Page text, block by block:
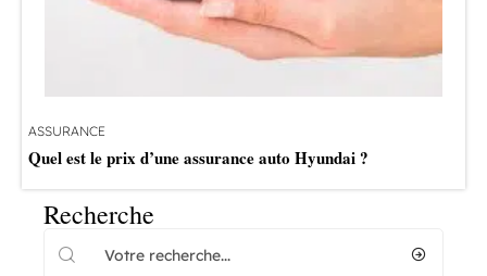
ASSURANCE
Quel est le prix d’une assurance auto Hyundai ?
Recherche